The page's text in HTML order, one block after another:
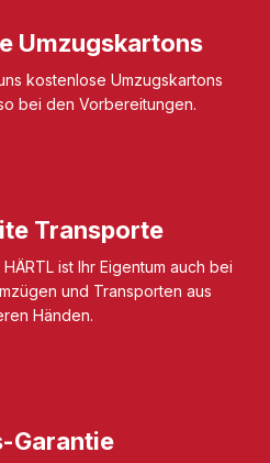
Umzugskartons
kostenlose Umzugskartons
bei den Vorbereitungen.
Transporte
ist Ihr Eigentum auch bei
und Transporten aus
Händen.
Garantie